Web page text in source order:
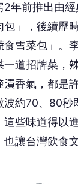
2年前推出由
」，後續歷
食雪菜包」。
道招牌菜，
漬香氣，都是
波約70、80秒
些味道得以
也讓台灣飲食